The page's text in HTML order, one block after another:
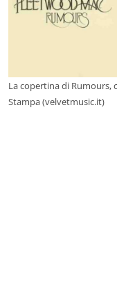
La copertina di Rumours,
Stampa (velvetmusic.it)